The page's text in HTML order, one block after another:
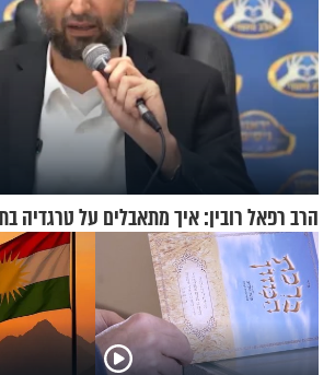
הרב רפאל רובין: איך מתאבלים על טרגדיה